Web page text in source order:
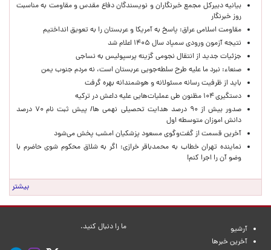
بیانیه دبیرکل مجمع خبرنگاران و نویسندگان دفاع مقدس و مقاومت به مناسبت
روز خبرنگار
مقاومت اسلامی عراق: پاسخ به آمریکا و عربستان را به تعویق انداختیم
نتیجه آزمون ورودی سمپاد سال ۱۴۰۵ اعلام شد
جزئیات جدید از انتقال نجومی گزینه پرسپولیس به نساجی
صنعاء: نبرد ما علیه طرح سلطه‌جویی عربستان است، نه مردم جنوب یمن
باید از ظرفیت رسانه مسئولانه و هوشمندانه بهره گرفت
دستگیری ۱۰۴ مظنون طی عملیات‌هایی علیه داعش در ترکیه
صدور بیش از ۹۰ درصد هدایت تحصیلی نهمی ها/ پیش ثبت نام ۷۰ درصد
دانش اموزان متوسطه اول
آخرین قسمت از گفت‌وگوی مسعود پزشکیان امشب پخش می‌شود
نماینده تهران خطاب به محمدباقر خرازی: اگر به شلاق محکوم شوی حاضرم با
وضو آن را اجرا کنم!
بیشتر
آرشیو
آخرین خبرها
ما را دنبال کنید.